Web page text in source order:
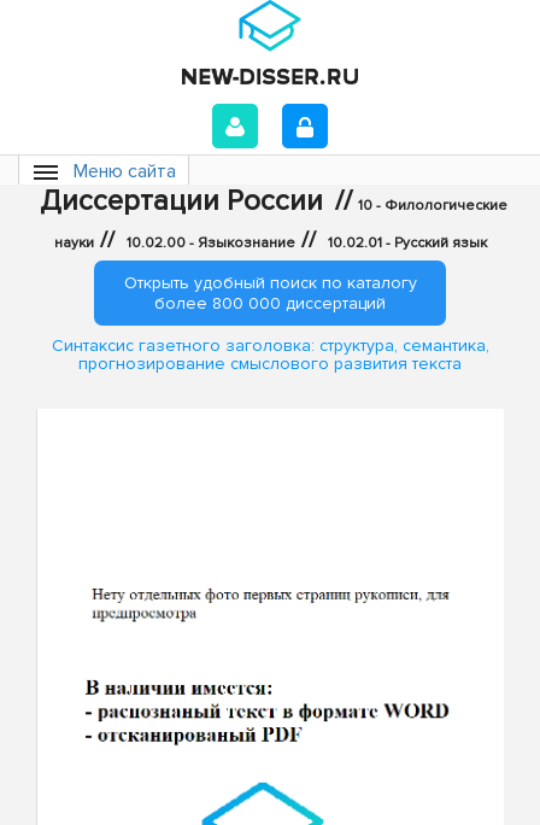
Меню сайта
Диссертации России // 10 - Филологические
науки // 10.02.00 - Языкознание // 10.02.01 - Русский язык
Открыть удобный поиск по каталогу
более 800 000 диссертаций
Синтаксис газетного заголовка: структура, семантика,
прогнозирование смыслового развития текста